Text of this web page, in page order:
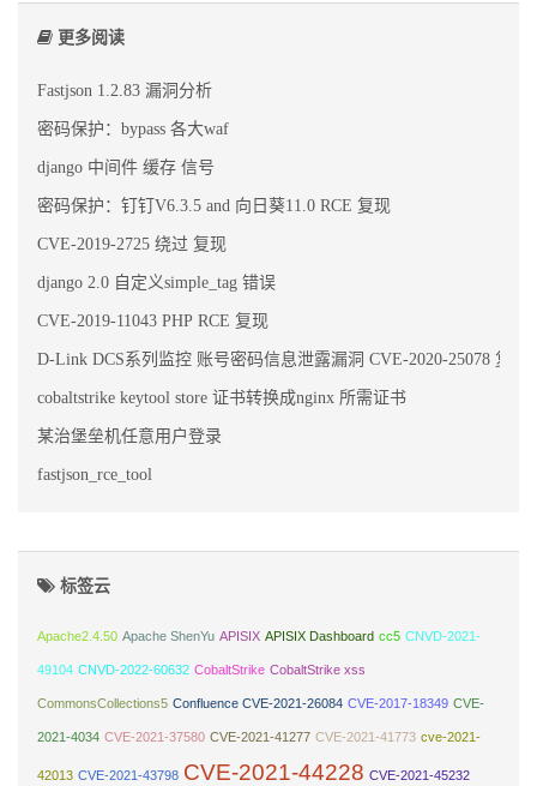
更多阅读
Fastjson 1.2.83 漏洞分析
密码保护：bypass 各大waf
django 中间件 缓存 信号
密码保护：钉钉V6.3.5 and 向日葵11.0 RCE 复现
CVE-2019-2725 绕过 复现
django 2.0 自定义simple_tag 错误
CVE-2019-11043 PHP RCE 复现
D-Link DCS系列监控 账号密码信息泄露漏洞 CVE-2020-25078 复现
cobaltstrike keytool store 证书转换成nginx 所需证书
某治堡垒机任意用户登录
fastjson_rce_tool
标签云
Apache2.4.50 Apache ShenYu APISIX APISIX Dashboard cc5 CNVD-2021-
49104 CNVD-2022-60632 CobaltStrike CobaltStrike xss
CommonsCollections5 Confluence CVE-2021-26084 CVE-2017-18349 CVE-
2021-4034 CVE-2021-37580 CVE-2021-41277 CVE-2021-41773 cve-2021-
42013 CVE-2021-43798 CVE-2021-44228 CVE-2021-45232